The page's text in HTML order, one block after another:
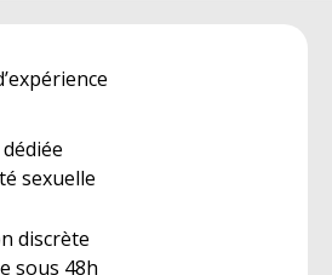
sexuelle
discrète
sous 48h